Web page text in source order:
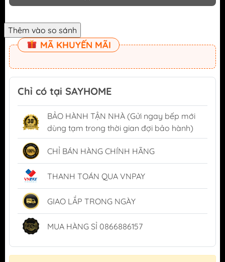
MÃ KHUYẾN MÃI
Chỉ có tại SAYHOME
BẢO HÀNH TẬN NHÀ (Gửi ngay bếp mới
dùng tạm trong thời gian đợi bảo hành)
CHỈ BÁN HÀNG CHÍNH HÃNG
THANH TOÁN QUA VNPAY
GIAO LẮP TRONG NGÀY
MUA HÀNG SỈ 0866886157